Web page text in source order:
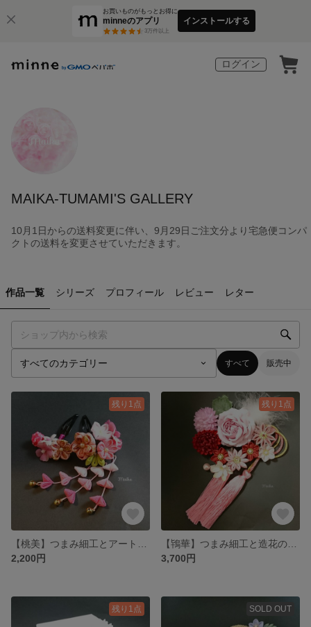
お買いものがもっとお得に
minneのアプリ
3万件以上
インストールする
ログイン
MAIKA-TUMAMI'S GALLERY
10月1日からの送料変更に伴い、9月29日ご注文分より宅急便コンパ
クトの送料を変更させていただきます。
作品一覧 シリーズ プロフィール レビュー レター
すべて 販売中
残り1点
2,200円
残り1点
3,700円
残り1点 SOLD OUT